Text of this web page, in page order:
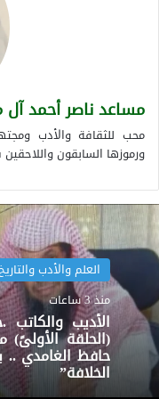
مساعد ناصر أحمد آل
محب للثقافة والأدب
ورموزها السابقون
العلم والأدب
منذ 3 ساعات
الأديب
(الحلقة
حافظ الغامدي
الخلافة”